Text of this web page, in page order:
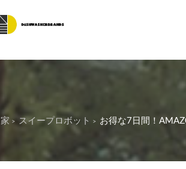
家 スイープロボット お得な7日間！